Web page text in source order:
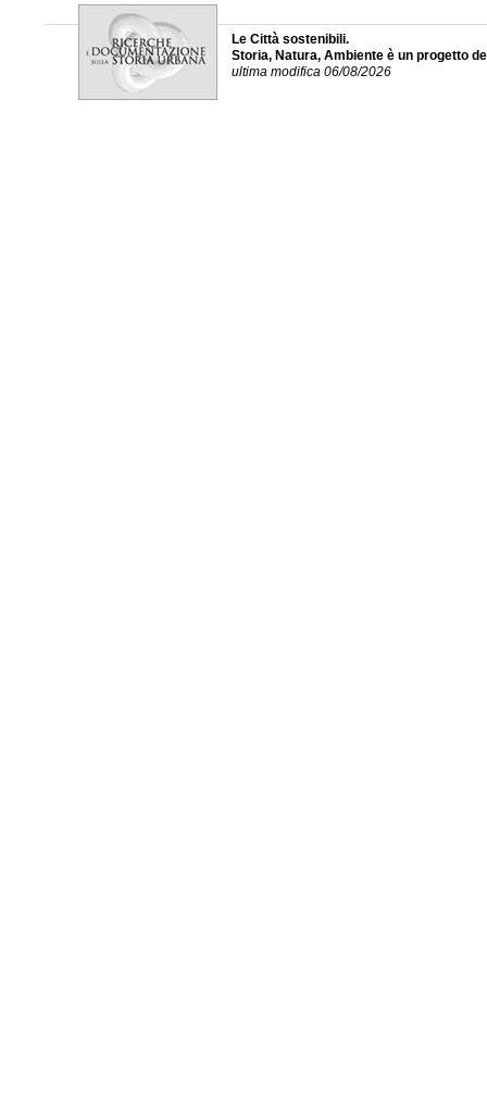
Le Città sostenibili.
Storia, Natura, Ambiente è un progetto
ultima modifica 06/08/2026